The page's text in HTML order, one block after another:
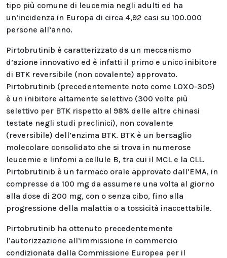
tipo più comune di leucemia negli adulti ed ha
un’incidenza in Europa di circa 4,92 casi su 100.000
persone all’anno.
Pirtobrutinib è caratterizzato da un meccanismo
d’azione innovativo ed è infatti il primo e unico inibitore
di BTK reversibile (non covalente) approvato.
Pirtobrutinib (precedentemente noto come LOXO-305)
è un inibitore altamente selettivo (300 volte più
selettivo per BTK rispetto al 98% delle altre chinasi
testate negli studi preclinici), non covalente
(reversibile) dell’enzima BTK. BTK è un bersaglio
molecolare consolidato che si trova in numerose
leucemie e linfomi a cellule B, tra cui il MCL e la CLL.
Pirtobrutinib è un farmaco orale approvato dall’EMA, in
compresse da 100 mg da assumere una volta al giorno
alla dose di 200 mg, con o senza cibo, fino alla
progressione della malattia o a tossicità inaccettabile.
Pirtobrutinib ha ottenuto precedentemente
l’autorizzazione all’immissione in commercio
condizionata dalla Commissione Europea per il